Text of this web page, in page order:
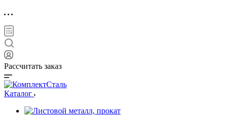
Рассчитать заказ
Каталог